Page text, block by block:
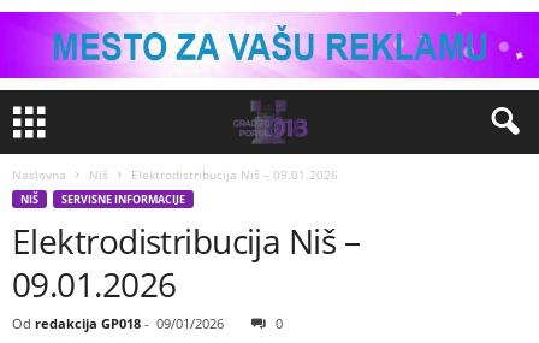
Naslovna Niš Elektrodistribucija Niš – 09.01.2026
NIŠ SERVISNE INFORMACIJE
Elektrodistribucija Niš –
09.01.2026
Od redakcija GP018 - 09/01/2026 0